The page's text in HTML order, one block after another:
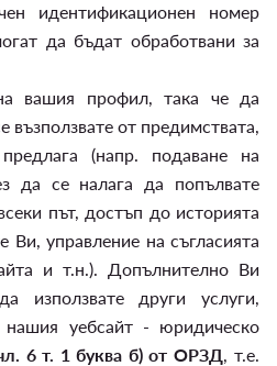
идентификационен номер
да бъдат обработвани за
вашия профил, така че да
възползвате от предимствата,
(напр. подаване на
да се налага да попълвате
път, достъп до историята
Ви, управление на съгласията
и т.н.). Допълнително Ви
използвате други услуги,
нашия уебсайт - юридическо
6 т. 1 буква б) от ОРЗД, т.е.